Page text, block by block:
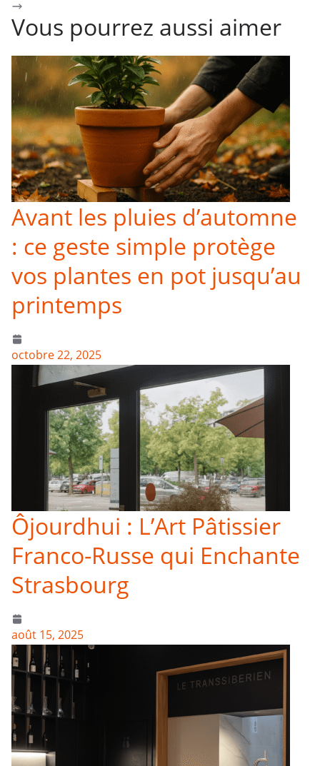
Vous pourrez aussi aimer
Avant les pluies d’automne
: ce geste simple protège
vos plantes en pot jusqu’au
printemps
octobre 22, 2025
Ôjourdhui : L’Art Pâtissier
Franco-Russe qui Enchante
Strasbourg
août 15, 2025